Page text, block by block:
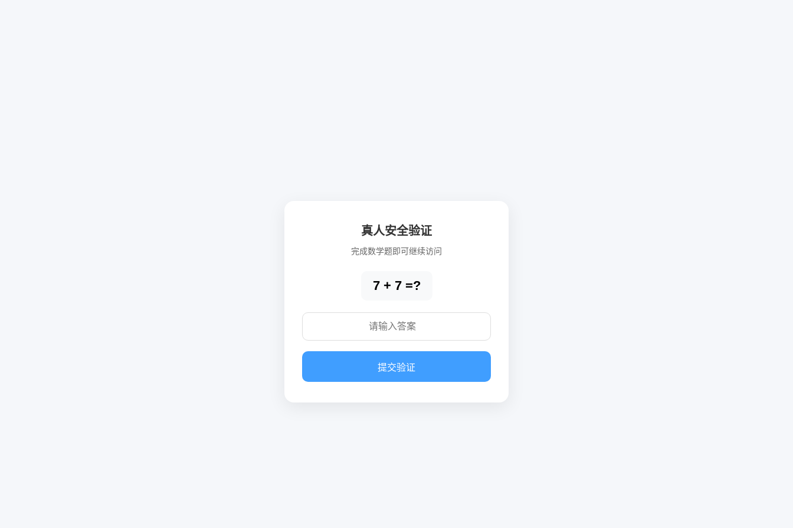
真人安全验证
完成数学题即可继续访问
7 + 7 =?
提交验证